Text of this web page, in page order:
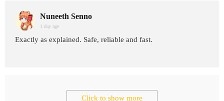
Nuneeth Senno
1 day age
Exactly as explained. Safe, reliable and fast.
Click to show more